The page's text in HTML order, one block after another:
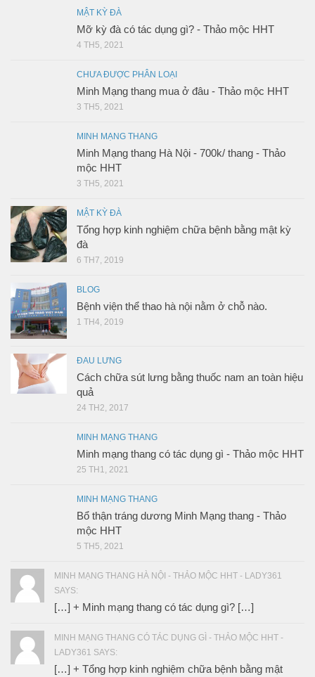
MẬT KỲ ĐÀ
Mỡ kỳ đà có tác dụng gì? - Thảo mộc HHT
4 TH5, 2021
CHƯA ĐƯỢC PHÂN LOẠI
Minh Mạng thang mua ở đâu - Thảo mộc HHT
3 TH5, 2021
MINH MẠNG THANG
Minh Mạng thang Hà Nội - 700k/ thang - Thảo
mộc HHT
3 TH5, 2021
MẬT KỲ ĐÀ
Tổng hợp kinh nghiệm chữa bệnh bằng mật kỳ
đà
6 TH7, 2019
BLOG
Bệnh viện thể thao hà nội nằm ở chỗ nào.
1 TH4, 2019
ĐAU LƯNG
Cách chữa sút lưng bằng thuốc nam an toàn hiệu
quả
24 TH2, 2017
MINH MẠNG THANG
Minh mạng thang có tác dụng gì - Thảo mộc HHT
25 TH1, 2021
MINH MẠNG THANG
Bổ thận tráng dương Minh Mạng thang - Thảo
mộc HHT
5 TH5, 2021
MINH MẠNG THANG HÀ NỘI - THẢO MỘC HHT - LADY361
SAYS:
[…] + Minh mạng thang có tác dụng gì? […]
MINH MẠNG THANG CÓ TÁC DỤNG GÌ - THẢO MỘC HHT -
LADY361 SAYS:
[…] + Tổng hợp kinh nghiệm chữa bệnh bằng mật